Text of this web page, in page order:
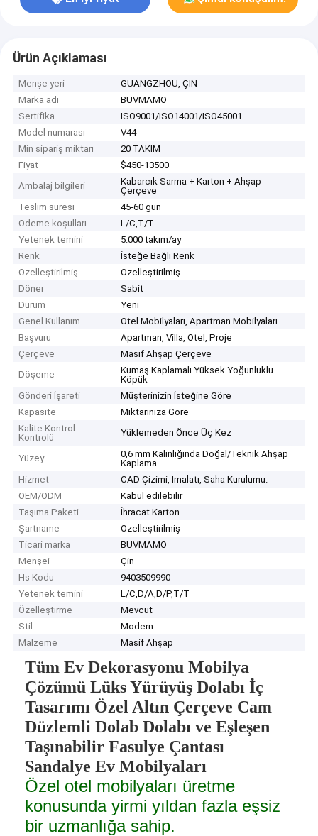
Ürün Açıklaması
Menşe yeri
GUANGZHOU, ÇİN
Marka adı
BUVMAMO
Sertifika
ISO9001/ISO14001/ISO45001
Model numarası
V44
Min sipariş miktarı
20 TAKIM
Fiyat
$450-13500
Ambalaj bilgileri
Kabarcık Sarma + Karton + Ahşap
Çerçeve
Teslim süresi
45-60 gün
Ödeme koşulları
L/C,T/T
Yetenek temini
5.000 takım/ay
Renk
İsteğe Bağlı Renk
Özelleştirilmiş
Özelleştirilmiş
Döner
Sabit
Durum
Yeni
Genel Kullanım
Otel Mobilyaları, Apartman Mobilyaları
Başvuru
Apartman, Villa, Otel, Proje
Çerçeve
Masif Ahşap Çerçeve
Döşeme
Kumaş Kaplamalı Yüksek Yoğunluklu
Köpük
Gönderi İşareti
Müşterinizin İsteğine Göre
Kapasite
Miktarınıza Göre
Kalite Kontrol
Kontrolü
Yüklemeden Önce Üç Kez
Yüzey
0,6 mm Kalınlığında Doğal/Teknik Ahşap
Kaplama.
Hizmet
CAD Çizimi, İmalatı, Saha Kurulumu.
OEM/ODM
Kabul edilebilir
Taşıma Paketi
İhracat Karton
Şartname
Özelleştirilmiş
Ticari marka
BUVMAMO
Menşei
Çin
Hs Kodu
9403509990
Yetenek temini
L/C,D/A,D/P,T/T
Özelleştirme
Mevcut
Stil
Modern
Malzeme
Masif Ahşap
Tüm Ev Dekorasyonu Mobilya
Çözümü Lüks Yürüyüş Dolabı İç
Tasarımı Özel Altın Çerçeve Cam
Düzlemli Dolab Dolabı ve Eşleşen
Taşınabilir Fasulye Çantası
Sandalye Ev Mobilyaları
Özel otel mobilyaları üretme
konusunda yirmi yıldan fazla eşsiz
bir uzmanlığa sahip.